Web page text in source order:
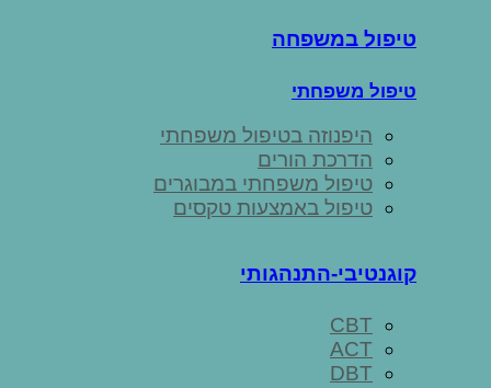
טיפול במשפחה
טיפול משפחתי
היפנוזה בטיפול משפחתי
הדרכת הורים
טיפול משפחתי במבוגרים
טיפול באמצעות טקסים
קוגנטיבי-התנהגותי
CBT
ACT
DBT